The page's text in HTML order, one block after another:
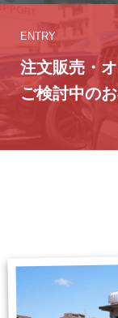
ENTRY
注文販売・
ご検討中の